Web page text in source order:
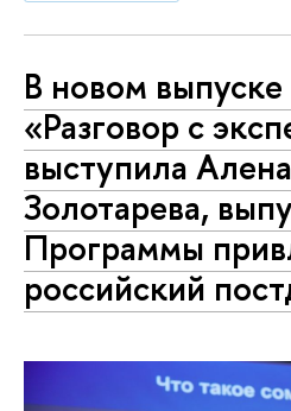
В новом
«Разговор с
выступила Алена
Золотарева,
Программы
российский